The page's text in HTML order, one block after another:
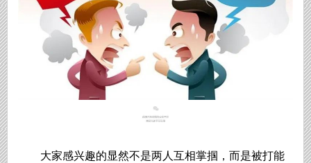
大家感兴趣的显然不是两人互相掌掴，而是被打能